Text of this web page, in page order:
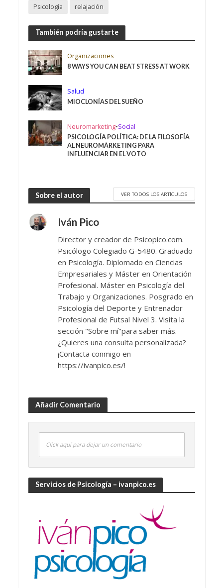
Psicología
relajación
También podría gustarte
Organizaciones
8 WAYS YOU CAN BEAT STRESS AT WORK
Salud
MIOCLONÍAS DEL SUEÑO
Neuromarketing•Social
PSICOLOGÍA POLÍTICA: DE LA FILOSOFÍA
AL NEUROMÁRKETING PARA
INFLUENCIAR EN EL VOTO
Sobre el autor VER TODOS LOS ARTÍCULOS
Iván Pico
Director y creador de Psicopico.com.
Psicólogo Colegiado G-5480. Graduado
en Psicología. Diplomado en Ciencias
Empresariales y Máster en Orientación
Profesional. Máster en Psicología del
Trabajo y Organizaciones. Posgrado en
Psicología del Deporte y Entrenador
Profesional de Futsal Nivel 3. Visita la
sección "Sobre mí"para saber más.
¿Quieres una consulta personalizada?
¡Contacta conmigo en
https://ivanpico.es/!
Añadir Comentario
Click aquí para dejar un comentario
Servicios de Psicología – ivanpico.es